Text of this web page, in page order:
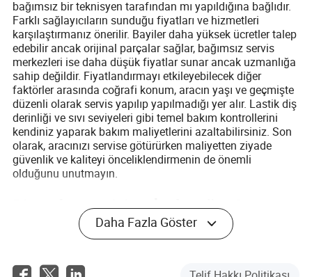
bağımsız bir teknisyen tarafından mı yapıldığına bağlıdır.
Farklı sağlayıcıların sunduğu fiyatları ve hizmetleri
karşılaştırmanız önerilir. Bayiler daha yüksek ücretler talep
edebilir ancak orijinal parçalar sağlar, bağımsız servis
merkezleri ise daha düşük fiyatlar sunar ancak uzmanlığa
sahip değildir. Fiyatlandırmayı etkileyebilecek diğer
faktörler arasında coğrafi konum, aracın yaşı ve geçmişte
düzenli olarak servis yapılıp yapılmadığı yer alır. Lastik diş
derinliği ve sıvı seviyeleri gibi temel bakım kontrollerini
kendiniz yaparak bakım maliyetlerini azaltabilirsiniz. Son
olarak, aracınızı servise götürürken maliyetten ziyade
güvenlik ve kaliteyi önceliklendirmenin de önemli
olduğunu unutmayın.
Bir araba servisi ne kadar sürer?
Genel olarak, geçici onarımlar 1 ila 2 saatten fazla
sürmezken, tam onarımlar 2 ila 4 saat sürer, bu nedenle
türüne bağlıdır. Çoğu onarım aynı gün içinde
Daha Fazla Göster